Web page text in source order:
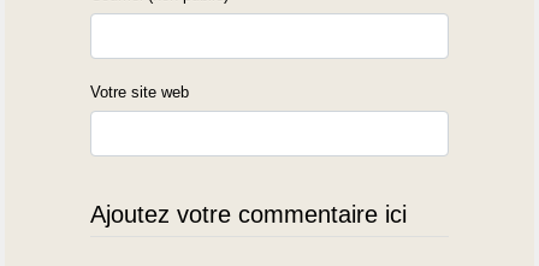
Votre site web
Ajoutez votre commentaire ici